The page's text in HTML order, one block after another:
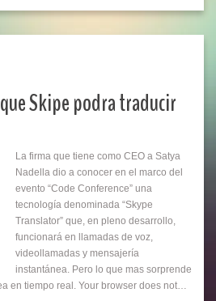
Skipe podra traducir
La firma que tiene como CEO a Satya
Nadella dio a conocer en el marco del
evento “Code Conference” una
tecnología denominada “Skype
Translator” que, en pleno desarrollo,
funcionará en llamadas de voz,
videollamadas y mensajería
instantánea. Pero lo que mas sorprende
en tiempo real. Your browser does not…